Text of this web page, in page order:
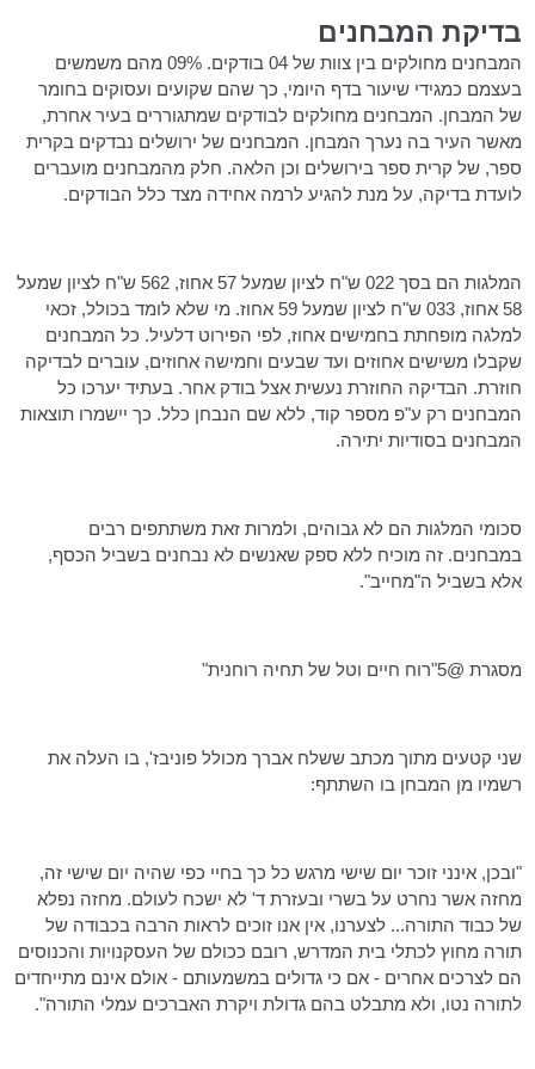
בדיקת המבחנים
המבחנים מחולקים בין צוות של 04 בודקים. 09% מהם משמשים
בעצמם כמגידי שיעור בדף היומי, כך שהם שקועים ועסוקים בחומר
של המבחן. המבחנים מחולקים לבודקים שמתגוררים בעיר אחרת,
מאשר העיר בה נערך המבחן. המבחנים של ירושלים נבדקים בקרית
ספר, של קרית ספר בירושלים וכן הלאה. חלק מהמבחנים מועברים
לועדת בדיקה, על מנת להגיע לרמה אחידה מצד כלל הבודקים.
המלגות הם בסך 022 ש"ח לציון שמעל 57 אחוז, 562 ש"ח לציון שמעל
58 אחוז, 033 ש"ח לציון שמעל 59 אחוז. מי שלא לומד בכולל, זכאי
למלגה מופחתת בחמישים אחוז, לפי הפירוט דלעיל. כל המבחנים
שקבלו משישים אחוזים ועד שבעים וחמישה אחוזים, עוברים לבדיקה
חוזרת. הבדיקה החוזרת נעשית אצל בודק אחר. בעתיד יערכו כל
המבחנים רק ע"פ מספר קוד, ללא שם הנבחן כלל. כך יישמרו תוצאות
המבחנים בסודיות יתירה.
סכומי המלגות הם לא גבוהים, ולמרות זאת משתתפים רבים
במבחנים. זה מוכיח ללא ספק שאנשים לא נבחנים בשביל הכסף,
אלא בשביל ה"מחייב".
מסגרת @5"רוח חיים וטל של תחיה רוחנית"
שני קטעים מתוך מכתב ששלח אברך מכוללפוניבז', בו העלה את
רשמיו מן המבחן בו השתתף:
"ובכן, אינני זוכר יום שישי מרגש כל כך בחיי כפי שהיה יום שישי זה,
מחזה אשר נחרט על בשרי ובעזרת ד' לא ישכח לעולם. מחזה נפלא
של כבוד התורה... לצערנו, אין אנו זוכים לראות הרבה בכבודה של
תורה מחוץ לכתלי בית המדרש, רובם ככולם של העסקנויות והכנוסים
הם לצרכים אחרים - אם כי גדולים במשמעותם - אולם אינם מתייחדים
לתורה נטו, ולא מתבלט בהם גדולת ויקרת האברכים עמלי התורה".